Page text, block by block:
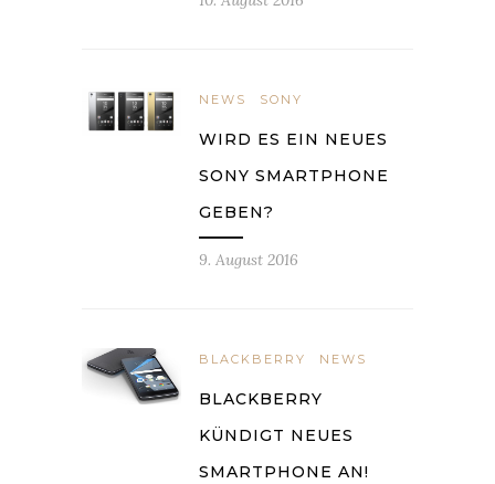
NEWS SONY
WIRD ES EIN NEUES
SONY SMARTPHONE
GEBEN?
9. August 2016
BLACKBERRY NEWS
BLACKBERRY
KÜNDIGT NEUES
SMARTPHONE AN!